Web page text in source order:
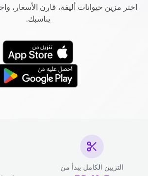
اختر مزين حيوانات أليفة، قارن الأسعار،
يناسبك.
التزيين الكامل يبدأ من